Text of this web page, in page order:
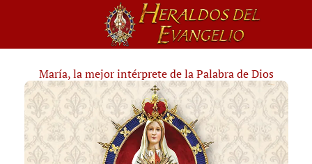
María, la mejor intérprete de la Palabra de Dios